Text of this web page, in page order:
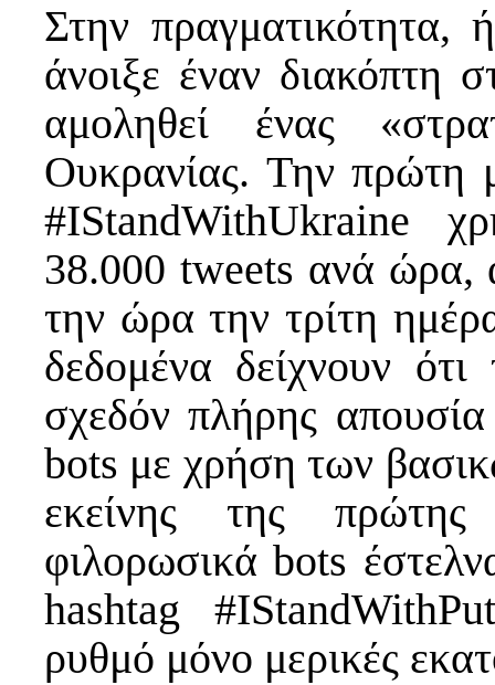
Στην πραγματικότητα,
άνοιξε έναν διακόπτη
αμοληθεί ένας
Ουκρανίας. Την πρώτη
#IStandWithUkraine
38.000 tweets ανά ώρα,
την ώρα την τρίτη
δεδομένα δείχνουν
σχεδόν πλήρης
bots με χρήση των
εκείνης της
φιλορωσικά bots
hashtag
ρυθμό μόνο μερικές